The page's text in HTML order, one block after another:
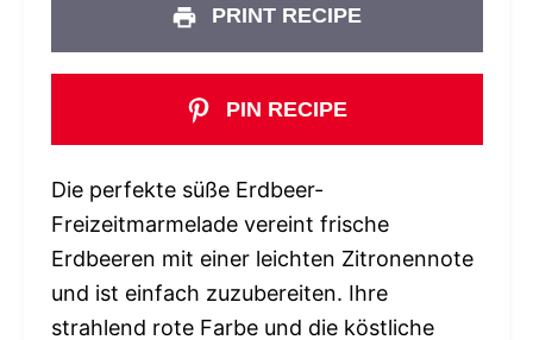
PRINT RECIPE
PIN RECIPE
Die perfekte süße Erdbeer-
Freizeitmarmelade vereint frische
Erdbeeren mit einer leichten Zitronennote
und ist einfach zuzubereiten. Ihre
strahlend rote Farbe und die köstliche